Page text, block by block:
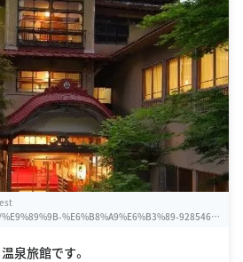
%E6%B8%A9%E6%B3%89-92854610
泉旅館です。